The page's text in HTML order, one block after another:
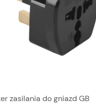
zasilania do gniazd GB